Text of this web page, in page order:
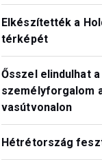
Elkészítették a
térképét
Ősszel elindulhat a
személyforgalom
vasútvonalon
Hétrétország